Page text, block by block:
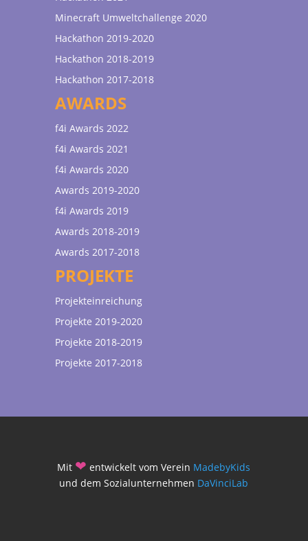
Minecraft Umweltchallenge 2020
Hackathon 2019-2020
Hackathon 2018-2019
Hackathon 2017-2018
AWARDS
f4i Awards 2022
f4i Awards 2021
f4i Awards 2020
Awards 2019-2020
f4i Awards 2019
Awards 2018-2019
Awards 2017-2018
PROJEKTE
Projekteinreichung
Projekte 2019-2020
Projekte 2018-2019
Projekte 2017-2018
Mit ❤ entwickelt vom Verein MadebyKids
und dem Sozialunternehmen DaVinciLab